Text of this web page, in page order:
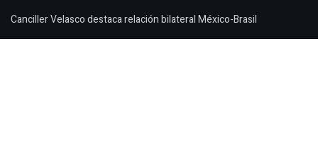
Canciller Velasco destaca relación bilateral México-Brasil
Senadores republicanos declaran en desacato a Fauci por COVID-